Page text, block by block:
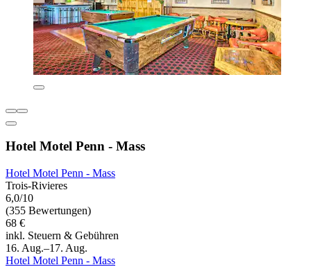
Hotel Motel Penn - Mass
Hotel Motel Penn - Mass
Trois-Rivieres
6,0/10
(355 Bewertungen)
68 €
inkl. Steuern & Gebühren
16. Aug.–17. Aug.
Hotel Motel Penn - Mass